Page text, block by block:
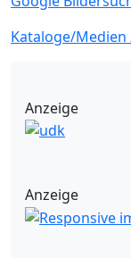
Kataloge/Medien
Anzeige
Anzeige